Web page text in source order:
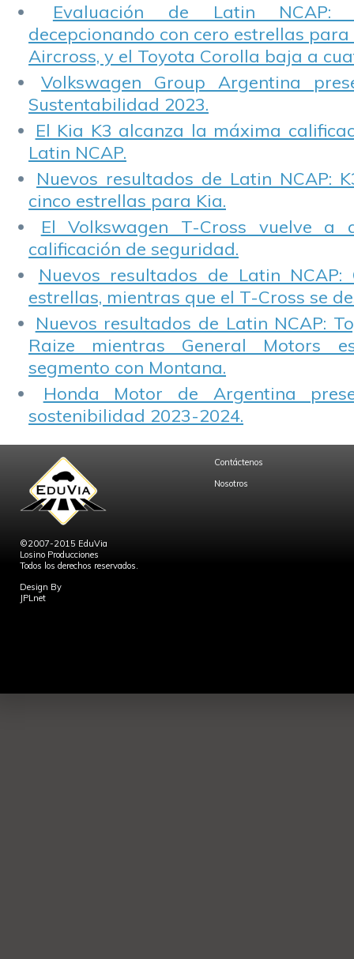
Evaluación de Latin NCAP:
decepcionando con cero estrellas para
Aircross, y el Toyota Corolla baja a
Volkswagen Group Argentina
Sustentabilidad 2023.
El Kia K3 alcanza la máxima
Latin NCAP.
Nuevos resultados de Latin NCAP:
cinco estrellas para Kia.
El Volkswagen T-Cross vuelve a
calificación de seguridad.
Nuevos resultados de Latin NCAP:
estrellas, mientras que el T-Cross se
Nuevos resultados de Latin NCAP:
Raize mientras General Motors
segmento con Montana.
Honda Motor de Argentina
sostenibilidad 2023-2024.
©2007-2015 EduVia
Losino Producciones
Todos los derechos reservados.
Design By
JPLnet
Contáctenos
Nosotros